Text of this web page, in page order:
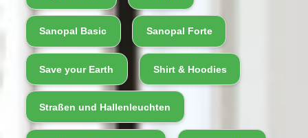
Sanopal Basic Sanopal Forte
Save your Earth Shirt & Hoodies
Straßen und Hallenleuchten